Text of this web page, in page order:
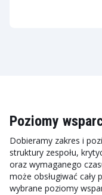
Poziomy
Dobieramy zakres i
struktury zespołu,
oraz wymaganego
może obsługiwać cały
wybrane poziomy